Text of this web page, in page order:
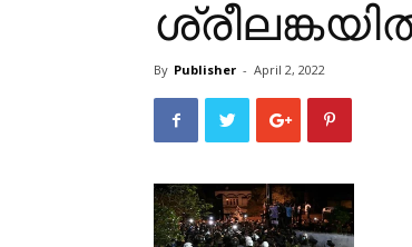
By Publisher - April 2, 2022